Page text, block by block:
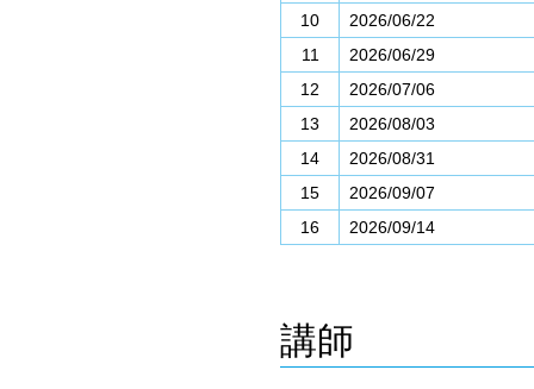
10
2026/06/22
11
2026/06/29
12
2026/07/06
13
2026/08/03
14
2026/08/31
15
2026/09/07
16
2026/09/14
講師